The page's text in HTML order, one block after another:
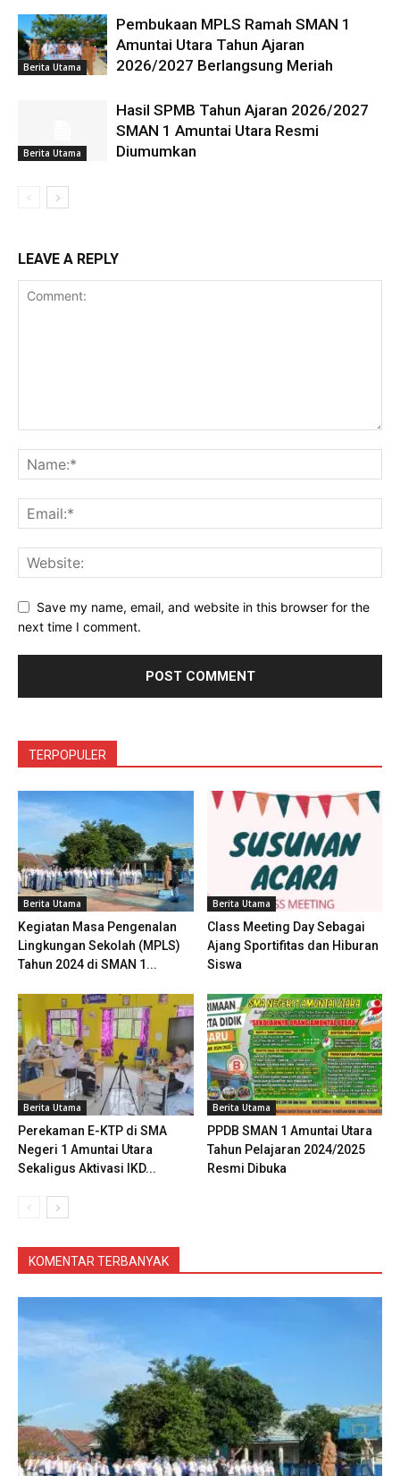
Berita Utama
Pembukaan MPLS Ramah SMAN 1
Amuntai Utara Tahun Ajaran
2026/2027 Berlangsung Meriah
Berita Utama
Hasil SPMB Tahun Ajaran 2026/2027
SMAN 1 Amuntai Utara Resmi
Diumumkan
LEAVE A REPLY
Save my name, email, and website in this browser for the
next time I comment.
TERPOPULER
Berita Utama
Kegiatan Masa Pengenalan
Lingkungan Sekolah (MPLS)
Tahun 2024 di SMAN 1...
Berita Utama
Class Meeting Day Sebagai
Ajang Sportifitas dan Hiburan
Siswa
Berita Utama
Perekaman E-KTP di SMA
Negeri 1 Amuntai Utara
Sekaligus Aktivasi IKD...
Berita Utama
PPDB SMAN 1 Amuntai Utara
Tahun Pelajaran 2024/2025
Resmi Dibuka
KOMENTAR TERBANYAK